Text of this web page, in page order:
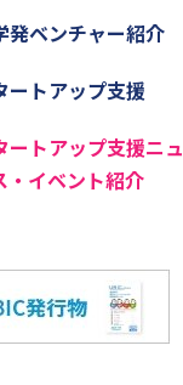
発ベンチャー紹介
ートアップ支援
ートアップ支援ニュ
・イベント紹介